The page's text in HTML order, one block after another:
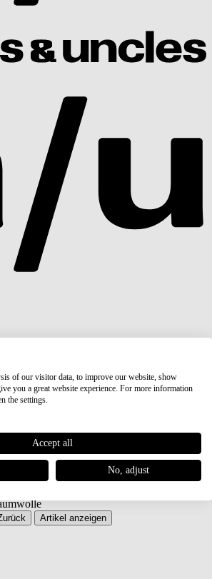
Artikel anzeigen
of our visitor data, to improve our website, show
you a great website experience. For more information
the settings.
Accept all
No, adjust